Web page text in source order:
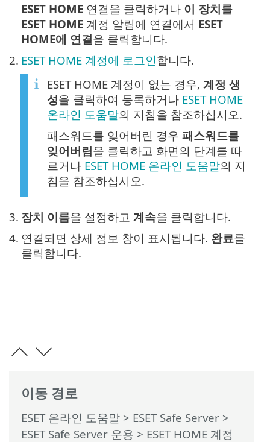
이동 경로
ESET 온라인 도움말 > ESET Safe Server >
ESET Safe Server 운용 > ESET HOME 계정
ESET HOME 연결을 클릭하거나 이 장치를
ESET HOME 계정 알림에 연결에서 ESET
HOME에 연결을 클릭합니다.
2. ESET HOME 계정에 로그인합니다.
ESET HOME 계정이 없는 경우, 계정 생
성을 클릭하여 등록하거나 ESET HOME
온라인 도움말의 지침을 참조하십시오.
패스워드를 잊어버린 경우 패스워드를
잊어버림을 클릭하고 화면의 단계를 따
르거나 ESET HOME 온라인 도움말의 지
침을 참조하십시오.
3. 장치 이름을 설정하고 계속을 클릭합니다.
4. 연결되면 상세 정보 창이 표시됩니다. 완료를
클릭합니다.